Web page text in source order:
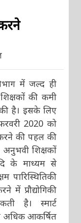
में जल्द ही
की कमी
है। इसके लिए
2020 को
की पहल की
अनुभवी शिक्षकों
के माध्यम से
में प्रौद्योगिकी
है। स्मार्ट
अधिक आकर्षित